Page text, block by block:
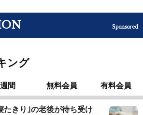
Sponsored
ング
週間 無料会員 有料会員
きり｣の老後が待ち受け